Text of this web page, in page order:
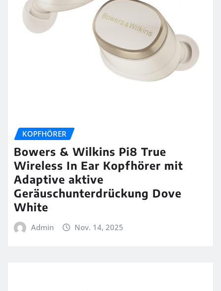
KOPFHÖRER
Bowers & Wilkins Pi8 True
Wireless In Ear Kopfhörer mit
Adaptive aktive
Geräuschunterdrückung Dove
White
Admin Nov. 14, 2025